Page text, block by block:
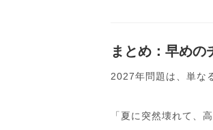
まとめ：早めの
2027年問題は、単な
「夏に突然壊れて、